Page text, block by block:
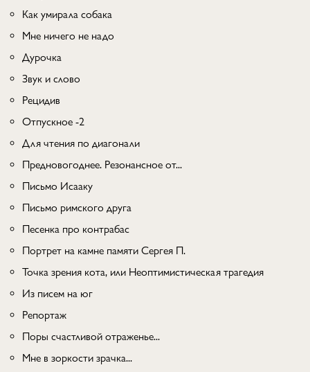
Как умирала собака
Мне ничего не надо
Дурочка
Звук и слово
Рецидив
Отпускное -2
Для чтения по диагонали
Предновогоднее. Резонансное от...
Письмо Исааку
Письмо римского друга
Песенка про контрабас
Портрет на камне памяти Сергея П.
Точка зрения кота, или Неоптимистическая трагедия
Из писем на юг
Репортаж
Поры счастливой отраженье...
Мне в зоркости зрачка...